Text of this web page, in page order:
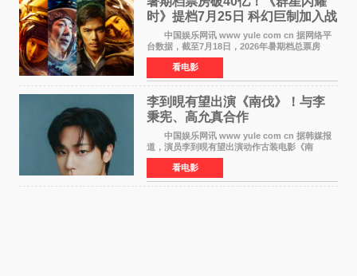
时》提档7月25日 科幻巨制加入战
中国娱乐网讯 www yule com cn 据网络平
台数据，截至7月18日，2026年暑期档总票房
（含预售）已正式突破40亿元大关，年度总票房
也随之逼近197亿元。超百部中外佳片同台竞技，
点燃了盛夏的电
看电影
李到晛有望出演《南伐》！与李
秉宪、高允真合作
中国娱乐网讯 www yule com cn 据韩媒报
道，演员李到晛有望出演动作古装电影《南
伐》，与李秉宪、高允真合作，引发关注。
该片为动作古装片，讲述朝鲜初期，为了解救被
倭寇绑走的俘虏，9
看电影